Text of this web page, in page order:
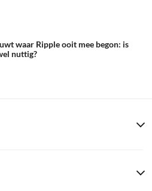
waar Ripple ooit mee begon: is
nuttig?